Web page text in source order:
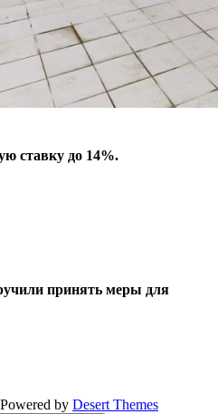
ставку до 14%.
принять меры для
by Desert Themes